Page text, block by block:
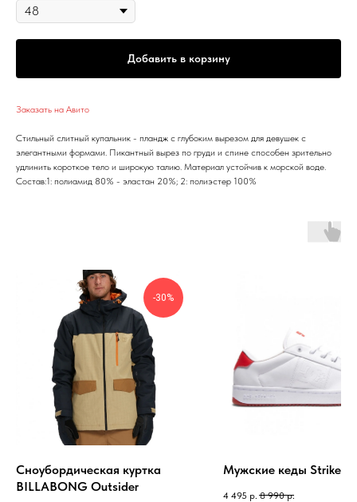
Добавить в корзину
Заказать на Авито
Стильный слитный купальник - пландж с глубоким вырезом для девушек с
элегантными формами. Пикантный вырез по груди и спине способен зрительно
удлинить короткое тело и широкую талию. Материал устойчив к морской воде.
Состав:1: полиамид 80% - эластан 20%; 2: полиэстер 100%
-30%
Сноубордическая куртка
BILLABONG Outsider
Мужские кеды Striker
4 495 р. 8 990 р.